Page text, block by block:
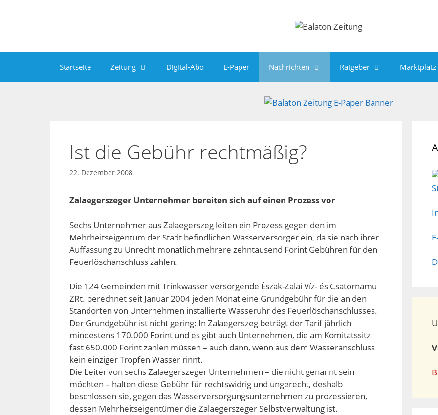
Startseite Zeitung Digital-Abo E-Paper Nachrichten Ratgeber Marktplatz
Ist die Gebühr rechtmäßig?
22. Dezember 2008
Zalaegerszeger Unternehmer bereiten sich auf einen Prozess vor
Sechs Unternehmer aus Zalaegerszeg leiten ein Prozess gegen den im
Mehrheitseigentum der Stadt befindlichen Wasserversorger ein, da sie nach ihrer
Auffassung zu Unrecht monatlich mehrere zehntausend Forint Gebühren für den
Feuerlöschanschluss zahlen.
Die 124 Gemeinden mit Trinkwasser versorgende Észak-Zalai Víz- és Csatornamü
ZRt. berechnet seit Januar 2004 jeden Monat eine Grundgebühr für die an den
Standorten von Unternehmen installierte Wasseruhr des Feuerlöschanschlusses.
Der Grundgebühr ist nicht gering: In Zalaegerszeg beträgt der Tarif jährlich
mindestens 170.000 Forint und es gibt auch Unternehmen, die am Komitatssitz
fast 650.000 Forint zahlen müssen – auch dann, wenn aus dem Wasseranschluss
kein einziger Tropfen Wasser rinnt.
Die Leiter von sechs Zalaegerszeger Unternehmen – die nicht genannt sein
möchten – halten diese Gebühr für rechtswidrig und ungerecht, deshalb
beschlossen sie, gegen das Wasserversorgungsunternehmen zu prozessieren,
dessen Mehrheitseigentümer die Zalaegerszeger Selbstverwaltung ist.